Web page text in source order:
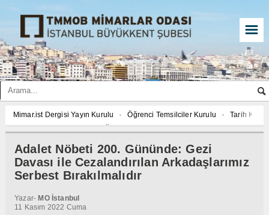
☰
Dergisi Yayın Kurulu Öğrenci Temsilciler Kurulu
Tarih Komisyonu
ve Çevre Komisyonu
Çed Danışma Kurulu
2027 YILI AJANDASI
Temsilciler Kurulu
Tarih Komisyonu İmar ve Çevre Komisyonu
YILI AJANDASI FOTOĞRAF YARIŞMASI “Mimarlığın İzleri”
Adalet Nöbeti 200. Gününde: Gezi
Davası ile Cezalandırılan Arkadaşlarımız
Serbest Bırakılmalıdır
Yazar- MO İstanbul
11 Kasım 2022 Cuma